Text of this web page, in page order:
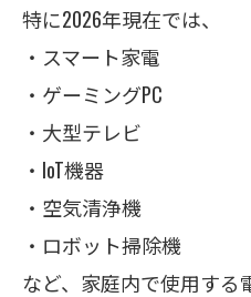
特に2026年現在では、
・スマート家電
・ゲーミングPC
・大型テレビ
・IoT機器
・空気清浄機
・ロボット掃除機
など、家庭内で使用する